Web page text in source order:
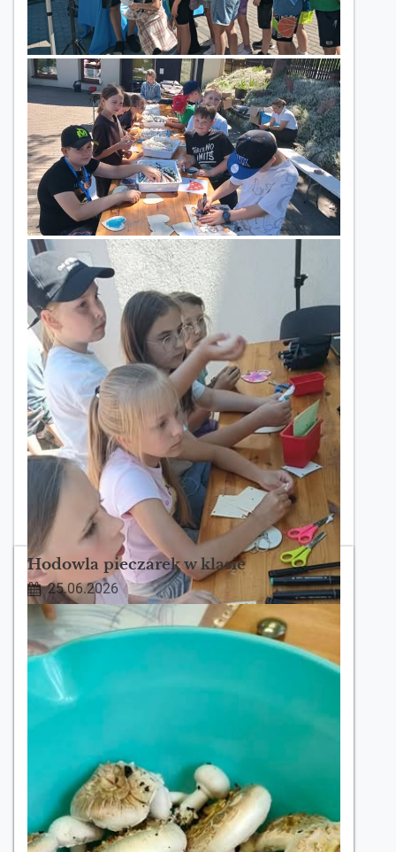
Uczniowie klasy 3b uczestniczyli dziś
w wydarzeniu „Lato w Parku”
Hodowla pieczarek w klasie
25.06.2026